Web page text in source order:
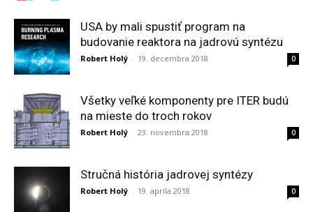
USA by mali spustiť program na
budovanie reaktora na jadrovú syntézu
Robert Holý - 19. decembra 2018 0
Všetky veľké komponenty pre ITER budú
na mieste do troch rokov
Robert Holý - 23. novembra 2018 0
Stručná história jadrovej syntézy
Robert Holý - 19. apríla 2018 0